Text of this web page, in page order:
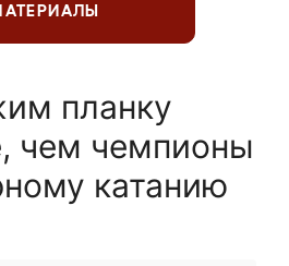
планку
чем чемпионы
катанию